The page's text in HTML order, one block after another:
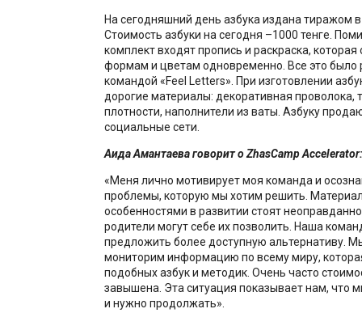
На сегодняшний день азбука издана тиражом
Стоимость азбуки на сегодня –1000 тенге.
комплект входят пропись и раскраска,
формам и цветам одновременно. Все это было
командой «Feel Letters». При изготовлении
дорогие материалы: декоративная проволока,
плотности, наполнители из ваты. Азбуку
социальные сети.
Аида Амантаева говорит о ZhasCamp Accelerator:
«Меня лично мотивирует моя команда и
проблемы, которую мы хотим решить.
особенностями в развитии стоят
родители могут себе их позволить. Наша
предложить более доступную альтернативу.
мониторим информацию по всему миру,
подобных азбук и методик. Очень часто
завышена. Эта ситуация показывает нам, что
и нужно продолжать».